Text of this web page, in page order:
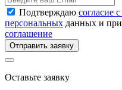
Подтверждаю согласие
персональных данных и
соглашение
Отправить заявку
Оставьте заявку